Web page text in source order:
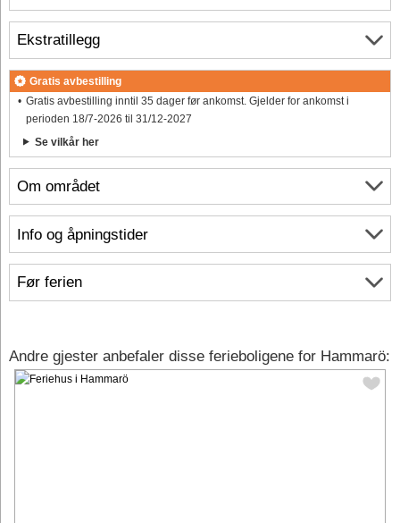
Om området
Info og åpningstider
Før ferien
Ekstratillegg
Gratis avbestilling
Gratis avbestilling inntil 35 dager før ankomst. Gjelder for ankomst i
perioden 18/7-2026 til 31/12-2027
Se vilkår her
Andre gjester anbefaler disse ferieboligene for Hammarö: